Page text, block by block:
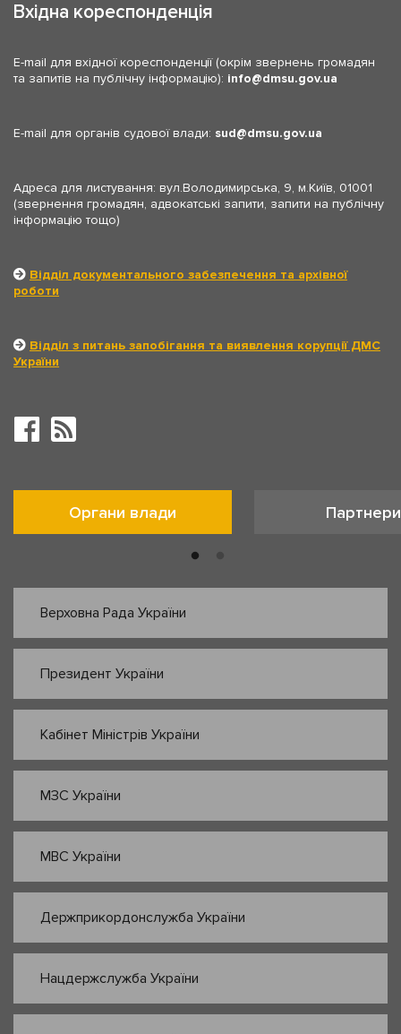
Вхідна кореспонденція
E-mail для вхідної кореспонденції (окрім звернень громадян
та запитів на публічну інформацію): info dmsu.gov.ua
E-mail для органів судової влади: sud dmsu.gov.ua
Адреса для листування: вул.Володимирська, 9, м.Київ, 01001
(звернення громадян, адвокатські запити, запити на публічну
інформацію тощо)
Відділ документального забезпечення та архівної
роботи
Відділ з питань запобігання та виявлення корупції ДМС
України
Органи влади Партнери
Верховна Рада України
Президент України
Кабінет Міністрів України
МЗС України
МВС України
Держприкордонслужба України
Нацдержслужба України